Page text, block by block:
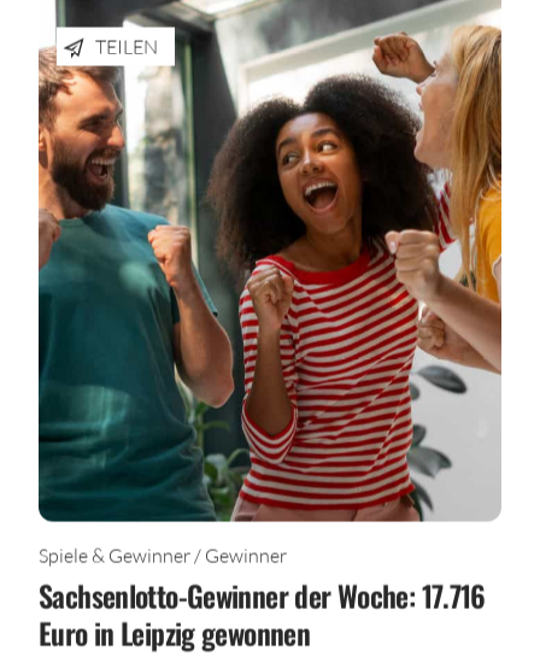
TEILEN
Spiele & Gewinner / Gewinner
Sachsenlotto-Gewinner der Woche: 17.716
Euro in Leipzig gewonnen